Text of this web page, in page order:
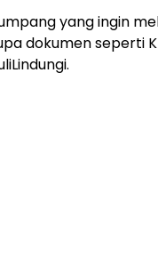
yang ingin
dokumen seperti